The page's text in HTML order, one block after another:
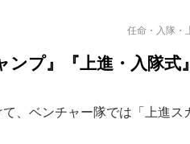
任命・入隊・
プ』『上進・入隊式』
、ベンチャー隊では「上進ス